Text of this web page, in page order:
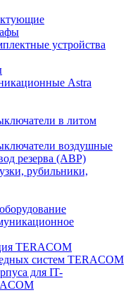
устройства
Astra
в литом
воздушные
резерва (АВР)
рубильники,
TERACOM
систем TERACOM
для IT-